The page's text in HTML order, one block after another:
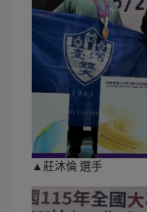
▲莊沐倫 選手